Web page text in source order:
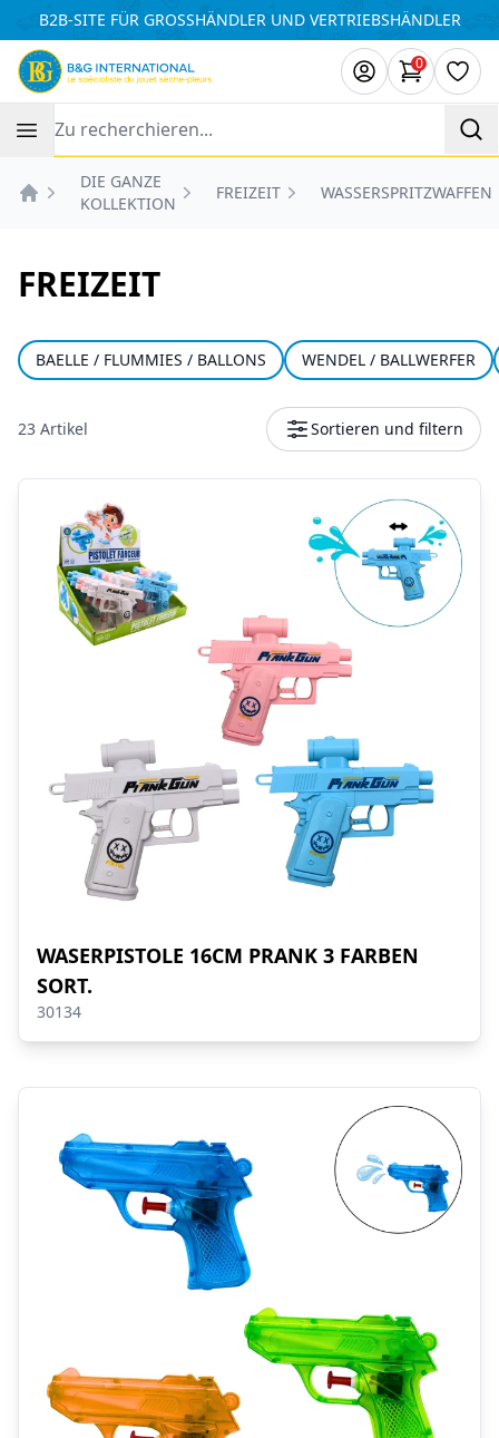
B2B-SITE FÜR GROSSHÄNDLER UND VERTRIEBSHÄNDLER
0
Artikel im
DIE GANZE
KOLLEKTION
FREIZEIT WASSERSPRITZWAFFEN
FREIZEIT
BAELLE / FLUMMIES / BALLONS WENDEL / BALLWERFER
23 Artikel Sortieren und filtern
Produkte
WASERPISTOLE 16CM PRANK 3 FARBEN
SORT.
30134
Cookie-Einstellungen